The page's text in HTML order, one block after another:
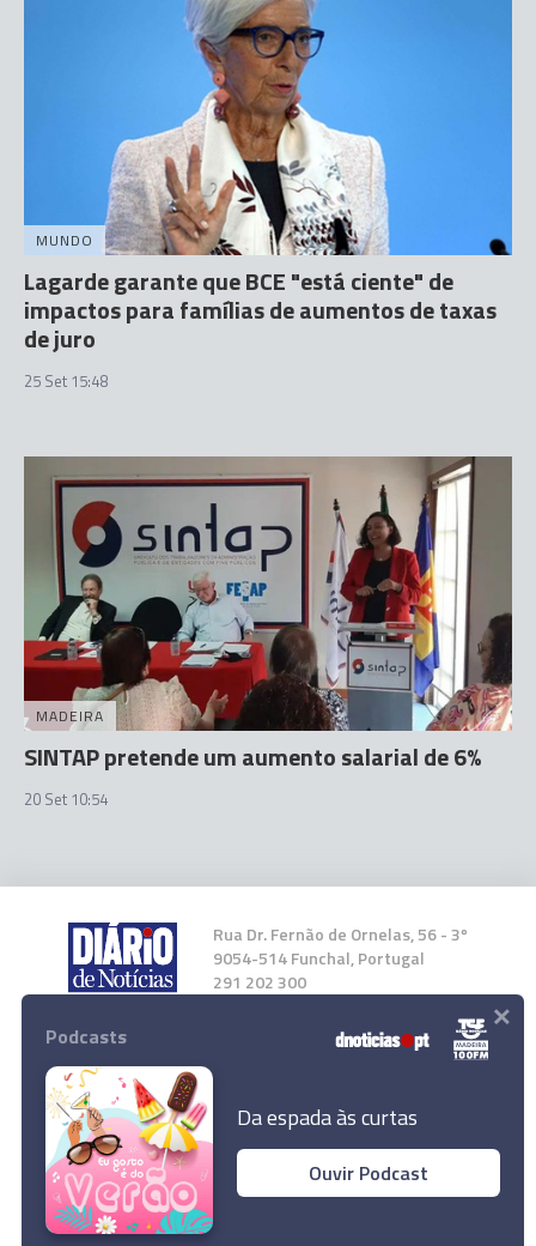
MUNDO
Lagarde garante que BCE "está ciente" de
impactos para famílias de aumentos de taxas
de juro
25 Set 15:48
MADEIRA
SINTAP pretende um aumento salarial de 6%
20 Set 10:54
Rua Dr. Fernão de Ornelas, 56 - 3º
9054-514 Funchal, Portugal
291 202 300
Instale a nossa App
© 2023 Empresa Diário de Notícias, Lda.
Todos os direitos reservados.
Podcasts
Da espada às curtas
Ouvir Podcast
×